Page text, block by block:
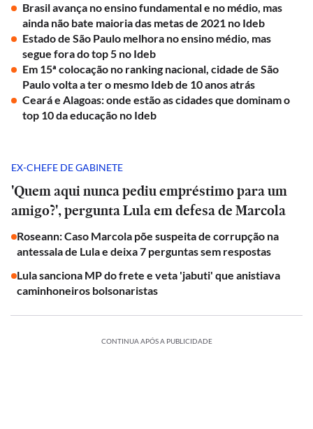
Brasil avança no ensino fundamental e no médio, mas
ainda não bate maioria das metas de 2021 no Ideb
Estado de São Paulo melhora no ensino médio, mas
segue fora do top 5 no Ideb
Em 15ª colocação no ranking nacional, cidade de São
Paulo volta a ter o mesmo Ideb de 10 anos atrás
Ceará e Alagoas: onde estão as cidades que dominam o
top 10 da educação no Ideb
EX-CHEFE DE GABINETE
'Quem aqui nunca pediu empréstimo para um
amigo?', pergunta Lula em defesa de Marcola
Roseann: Caso Marcola põe suspeita de corrupção na
antessala de Lula e deixa 7 perguntas sem respostas
Lula sanciona MP do frete e veta 'jabuti' que anistiava
caminhoneiros bolsonaristas
CONTINUA APÓS A PUBLICIDADE